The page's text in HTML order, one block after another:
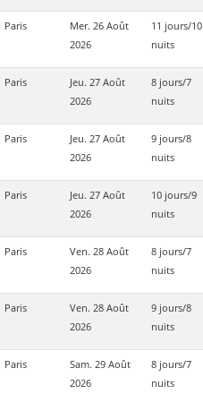
Paris
Mer. 26 Août
2026
11 jours/10
nuits
Paris
Jeu. 27 Août
2026
8 jours/7
nuits
Paris
Jeu. 27 Août
2026
9 jours/8
nuits
Paris
Jeu. 27 Août
2026
10 jours/9
nuits
Paris
Ven. 28 Août
2026
8 jours/7
nuits
Paris
Ven. 28 Août
2026
9 jours/8
nuits
Paris
Sam. 29 Août
2026
8 jours/7
nuits